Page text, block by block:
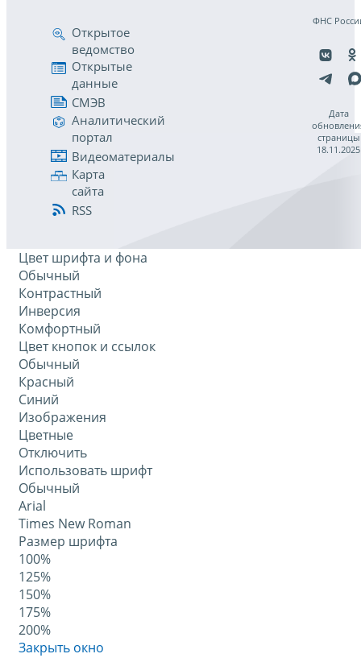
Открытое
ведомство
Открытые
данные
СМЭВ
Аналитический
портал
Видеоматериалы
Карта
сайта
RSS
ФНС
Дата
страницы
18.11.2025
Цвет шрифта и фона
Обычный
Контрастный
Инверсия
Комфортный
Цвет кнопок и ссылок
Обычный
Красный
Синий
Изображения
Цветные
Отключить
Использовать шрифт
Обычный
Arial
Times New Roman
Размер шрифта
100%
125%
150%
175%
200%
Закрыть окно